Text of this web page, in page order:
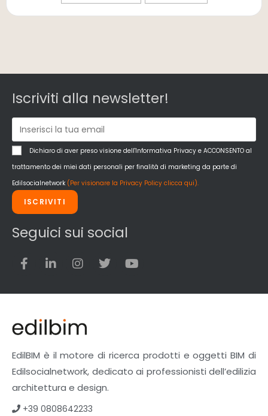
Iscriviti alla newsletter!
Dichiaro di aver preso visione dell'Informativa Privacy e ACCONSENTO al
trattamento dei miei dati personali per finalità di marketing da parte di
Edilsocialnetwork (Per visionare la Privacy Policy clicca qui).
ISCRIVITI
Seguici sui social
EdilBIM è il motore di ricerca prodotti e oggetti BIM di
Edilsocialnetwork, dedicato ai professionisti dell’edilizia
architettura e design.
+39 0808642233